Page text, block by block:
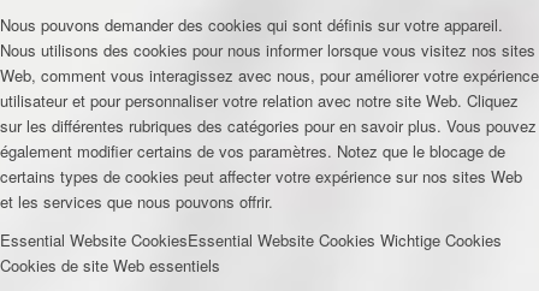
Nous pouvons demander des cookies qui sont définis sur votre appareil.
Nous utilisons des cookies pour nous informer lorsque vous visitez nos sites
Web, comment vous interagissez avec nous, pour améliorer votre expérience
utilisateur et pour personnaliser votre relation avec notre site Web. Cliquez
sur les différentes rubriques des catégories pour en savoir plus. Vous pouvez
également modifier certains de vos paramètres. Notez que le blocage de
certains types de cookies peut affecter votre expérience sur nos sites Web
et les services que nous pouvons offrir.
Essential Website CookiesEssential Website Cookies Wichtige Cookies
Cookies de site Web essentiels